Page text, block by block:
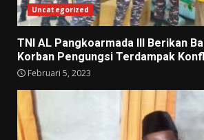
Uncategorized
TNI AL Pangkoarmada III Berikan
Korban Pengungsi Terdampak
Februari 5, 2023